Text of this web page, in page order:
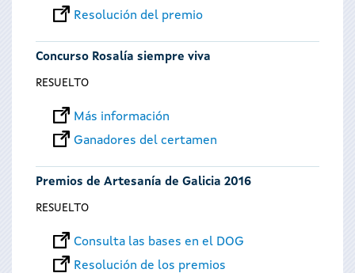
Resolución del premio
Concurso Rosalía siempre viva
RESUELTO
Más información
Ganadores del certamen
Premios de Artesanía de Galicia 2016
RESUELTO
Consulta las bases en el DOG
Resolución de los premios